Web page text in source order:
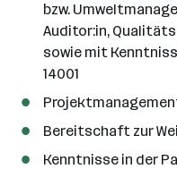
bzw.
Auditor:in,
sowie mit
14001
Bereitschaft zur
Kenntnisse in der